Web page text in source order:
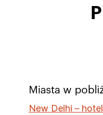
Miasta w
New Delhi –